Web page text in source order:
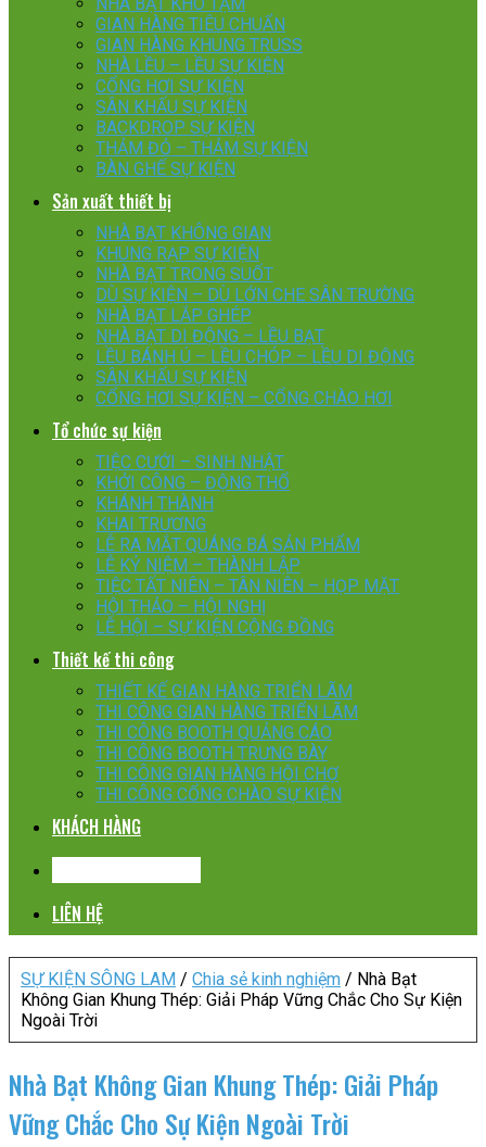
GIAN HÀNG TIÊU CHUẨN
GIAN HÀNG KHUNG TRUSS
NHÀ LỀU – LỀU SỰ KIỆN
CỔNG HƠI SỰ KIỆN
SÂN KHẤU SỰ KIỆN
BACKDROP SỰ KIỆN
THẢM ĐỎ – THẢM SỰ KIỆN
BÀN GHẾ SỰ KIỆN
Sản xuất thiết bị
NHÀ BẠT KHÔNG GIAN
KHUNG RẠP SỰ KIỆN
NHÀ BẠT TRONG SUỐT
DÙ SỰ KIỆN – DÙ LỚN CHE SÂN TRƯỜNG
NHÀ BẠT LẮP GHÉP
NHÀ BẠT DI ĐỘNG – LỀU BẠT
LỀU BÁNH Ú – LỀU CHÓP – LỀU DI ĐỘNG
SÂN KHẤU SỰ KIỆN
CỔNG HƠI SỰ KIỆN – CỔNG CHÀO HƠI
Tổ chức sự kiện
TIỆC CƯỚI – SINH NHẬT
KHỞI CÔNG – ĐỘNG THỔ
KHÁNH THÀNH
KHAI TRƯƠNG
LỄ RA MẮT QUÁNG BÁ SẢN PHẨM
LỄ KỶ NIỆM – THÀNH LẬP
TIỆC TẤT NIÊN – TÂN NIÊN – HỌP MẶT
HỘI THẢO – HỘI NGHỊ
LỄ HỘI – SỰ KIỆN CỘNG ĐỒNG
Thiết kế thi công
THIẾT KẾ GIAN HÀNG TRIỂN LÃM
THI CÔNG GIAN HÀNG TRIỂN LÃM
THI CÔNG BOOTH QUẢNG CÁO
THI CÔNG BOOTH TRƯNG BÀY
THI CÔNG GIAN HÀNG HỘI CHỢ
THI CÔNG CỔNG CHÀO SỰ KIỆN
KHÁCH HÀNG
LIÊN HỆ
SỰ KIỆN SÔNG LAM / Chia sẻ kinh nghiệm / Nhà Bạt
Không Gian Khung Thép: Giải Pháp Vững Chắc Cho Sự Kiện
Ngoài Trời
Nhà Bạt Không Gian Khung Thép: Giải Pháp
Vững Chắc Cho Sự Kiện Ngoài Trời